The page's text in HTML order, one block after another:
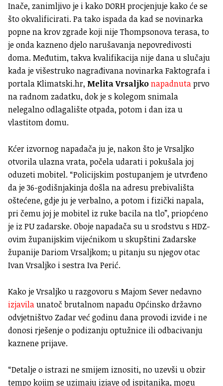
Inače, zanimljivo je i kako DORH procjenjuje kako će se
što okvalificirati. Pa tako ispada da kad se novinarka
popne na krov zgrade koji nije Thompsonova terasa, to
je onda kazneno djelo narušavanja nepovredivosti
doma. Međutim, takva kvalifikacija nije dana u slučaju
kada je višestruko nagrađivana novinarka Faktografa i
portala Klimatski.hr, Melita Vrsaljkonapadnutaprvo
na radnom zadatku, dok je s kolegom snimala
nelegalno odlagalište otpada, potom i dan iza u
vlastitom domu.
Kćer izvornog napadača ju je, nakon što je Vrsaljko
otvorila ulazna vrata, počela udarati i pokušala joj
oduzeti mobitel. “Policijskim postupanjem je utvrđeno
da je 36-godišnjakinja došla na adresu prebivališta
oštećene, gdje ju je verbalno, a potom i fizički napala,
pri čemu joj je mobitel iz ruke bacila na tlo”, priopćeno
je iz PU zadarske. Oboje napadača su u srodstvu s HDZ-
ovim županijskim vijećnikom u skupštini Zadarske
županije Dariom Vrsaljkom; u pitanju su njegov otac
Ivan Vrsaljko i sestra Iva Perić.
Kako je Vrsaljko u razgovoru s Majom Sever nedavno
izjavilaunatoč brutalnom napadu Općinsko državno
odvjetništvo Zadar već godinu dana provodi izvide i ne
donosi rješenje o podizanju optužnice ili odbacivanju
kaznene prijave.
“Detalje o istrazi ne smijem iznositi, no uzevši u obzir
tempo kojim se uzimaju izjave od ispitanika, mogu